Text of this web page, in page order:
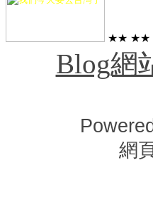
★★ ★★
Blog網
網